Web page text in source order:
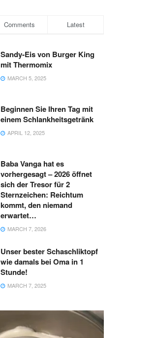
Comments Latest
Sandy-Eis von Burger King
mit Thermomix
MARCH 5, 2025
Beginnen Sie Ihren Tag mit
einem Schlankheitsgetränk
APRIL 12, 2025
Baba Vanga hat es
vorhergesagt – 2026 öffnet
sich der Tresor für 2
Sternzeichen: Reichtum
kommt, den niemand
erwartet…
MARCH 7, 2026
Unser bester Schaschliktopf
wie damals bei Oma in 1
Stunde!
MARCH 7, 2025